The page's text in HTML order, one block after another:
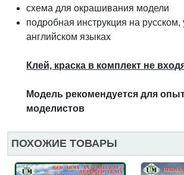
схема для окрашивания модели
подробная инструкция на русском,
английском языках
Клей, краска в комплект не
Модель рекомендуется для
моделистов
ПОХОЖИЕ ТОВАРЫ